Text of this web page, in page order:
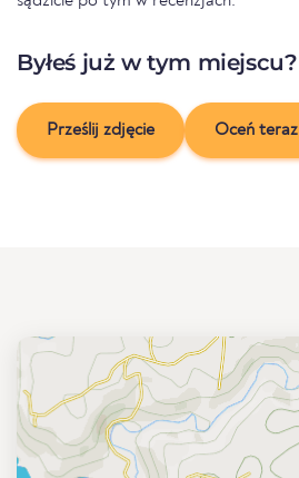
Byłeś już w tym miejscu?
Prześlij zdjęcie Oceń teraz